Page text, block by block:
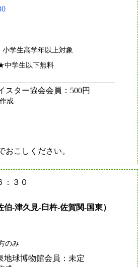
学生高学年以上対象
中学生以下無料
スター協会会員：500円
成
こしください。
：３０
-津久見-臼杵-佐賀関-国東）
のみ
地球博物館会員：未定